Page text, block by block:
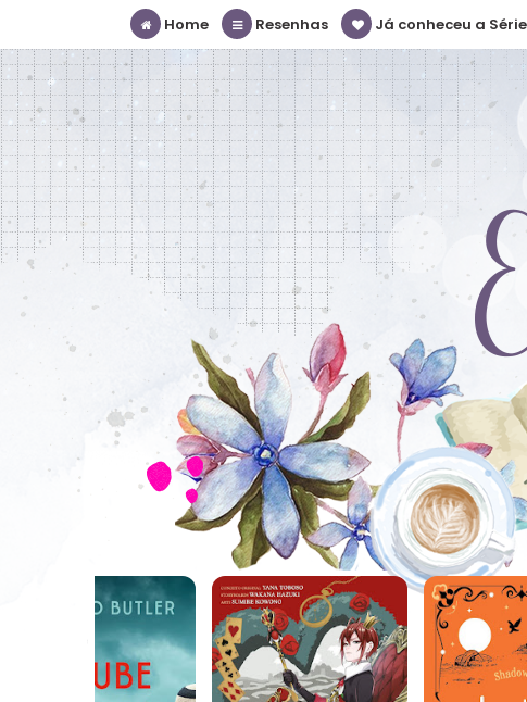
Home Resenhas Já conheceu a